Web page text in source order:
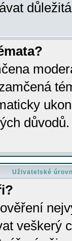
důvodů.
Uživatelské
veškerý